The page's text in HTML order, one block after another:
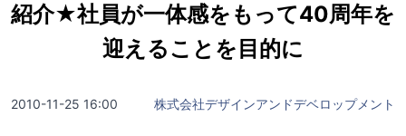
紹介★社員が一体感をもって40周年を
迎えることを目的に
2010-11-25 16:00 株式会社デザインアンドデベロップメント